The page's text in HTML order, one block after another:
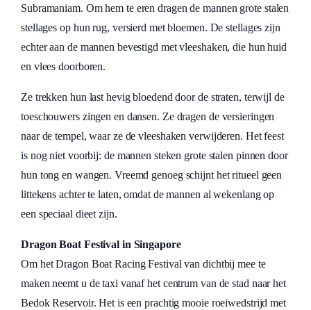
Subramaniam. Om hem te eren dragen de mannen grote stalen
stellages op hun rug, versierd met bloemen. De stellages zijn
echter aan de mannen bevestigd met vleeshaken, die hun huid
en vlees doorboren.
Ze trekken hun last hevig bloedend door de straten, terwijl de
toeschouwers zingen en dansen. Ze dragen de versieringen
naar de tempel, waar ze de vleeshaken verwijderen. Het feest
is nog niet voorbij: de mannen steken grote stalen pinnen door
hun tong en wangen. Vreemd genoeg schijnt het ritueel geen
littekens achter te laten, omdat de mannen al wekenlang op
een speciaal dieet zijn.
Dragon Boat Festival in Singapore
Om het Dragon Boat Racing Festival van dichtbij mee te
maken neemt u de taxi vanaf het centrum van de stad naar het
Bedok Reservoir. Het is een prachtig mooie roeiwedstrijd met